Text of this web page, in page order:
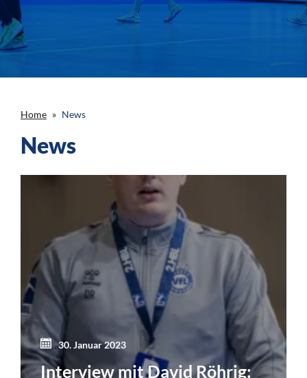
Home News
News
30. Januar 2023
Interview mit David Röhrig: